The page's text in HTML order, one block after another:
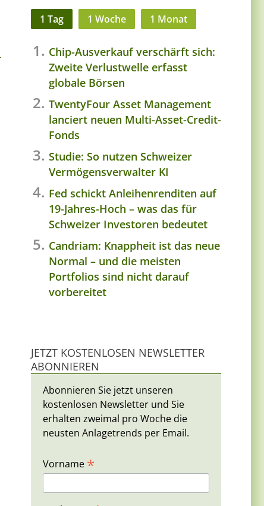
1 Tag 1 Woche 1 Monat
Chip-Ausverkauf verschärft sich:
Zweite Verlustwelle erfasst
globale Börsen
TwentyFour Asset Management
lanciert neuen Multi-Asset-Credit-
Fonds
Studie: So nutzen Schweizer
Vermögensverwalter KI
Fed schickt Anleihenrenditen auf
19-Jahres-Hoch – was das für
Schweizer Investoren bedeutet
Candriam: Knappheit ist das neue
Normal – und die meisten
Portfolios sind nicht darauf
vorbereitet
JETZT KOSTENLOSEN NEWSLETTER
ABONNIEREN
Abonnieren Sie jetzt unseren
kostenlosen Newsletter und Sie
erhalten zweimal pro Woche die
neusten Anlagetrends per Email.
Vorname *